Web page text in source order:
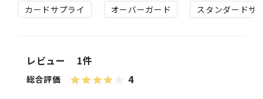
カードサプライ オーバーガード スタンダードサ
レビュー 1件
総合評価 4